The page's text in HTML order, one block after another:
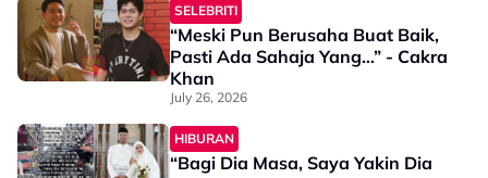
SELEBRITI
“Meski Pun Berusaha Buat Baik,
Pasti Ada Sahaja Yang…” - Cakra
Khan
July 26, 2026
HIBURAN
“Bagi Dia Masa, Saya Yakin Dia